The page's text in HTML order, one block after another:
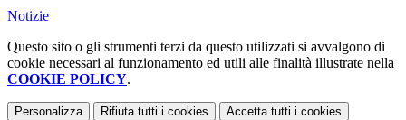
Notizie
Questo sito o gli strumenti terzi da questo utilizzati si avvalgono di
cookie necessari al funzionamento ed utili alle finalità illustrate nella
COOKIE POLICY.
Personalizza Rifiuta tutti i cookies Accetta tutti i cookies